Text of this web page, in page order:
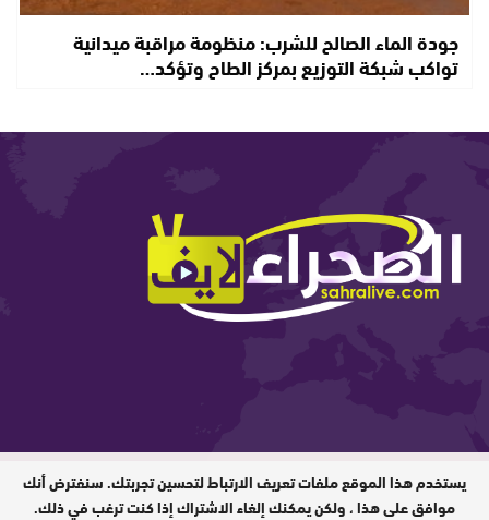
جودة الماء الصالح للشرب: منظومة مراقبة ميدانية
تواكب شبكة التوزيع بمركز الطاح وتؤكد…
المدير المسؤول : ابيبك المحفوظ / جميع
الحقوق محفوظة © 2026
يستخدم هذا الموقع ملفات تعريف الارتباط لتحسين تجربتك. سنفترض أنك
موافق على هذا ، ولكن يمكنك إلغاء الاشتراك إذا كنت ترغب في ذلك.